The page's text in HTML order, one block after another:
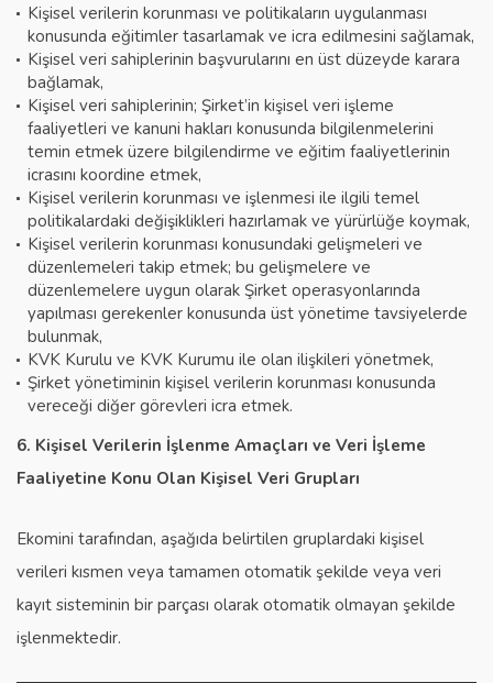
Kişisel verilerin korunması ve politikaların uygulanması
konusunda eğitimler tasarlamak ve icra edilmesini sağlamak,
Kişisel veri sahiplerinin başvurularını en üst düzeyde karara
bağlamak,
Kişisel veri sahiplerinin; Şirket’in kişisel veri işleme
faaliyetleri ve kanuni hakları konusunda bilgilenmelerini
temin etmek üzere bilgilendirme ve eğitim faaliyetlerinin
icrasını koordine etmek,
Kişisel verilerin korunması ve işlenmesi ile ilgili temel
politikalardaki değişiklikleri hazırlamak ve yürürlüğe koymak,
Kişisel verilerin korunması konusundaki gelişmeleri ve
düzenlemeleri takip etmek; bu gelişmelere ve
düzenlemelere uygun olarak Şirket operasyonlarında
yapılması gerekenler konusunda üst yönetime tavsiyelerde
bulunmak,
KVK Kurulu ve KVK Kurumu ile olan ilişkileri yönetmek,
Şirket yönetiminin kişisel verilerin korunması konusunda
vereceği diğer görevleri icra etmek.
6. Kişisel Verilerin İşlenme Amaçları ve Veri İşleme
Faaliyetine Konu Olan Kişisel Veri Grupları
Ekomini tarafından, aşağıda belirtilen gruplardaki kişisel
verileri kısmen veya tamamen otomatik şekilde veya veri
kayıt sisteminin bir parçası olarak otomatik olmayan şekilde
işlenmektedir.